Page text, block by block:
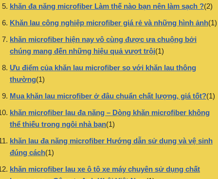
khăn đa năng microfiber Làm thế nào bạn nên làm sạch ?(2)
Khăn lau công nghiệp microfiber giá rẻ và những hình ảnh(1)
khăn microfiber hiện nay vô cùng được ưa chuộng bởi
chúng mang đến những hiệu quả vượt trội(1)
Ưu điểm của khăn lau microfiber so với khăn lau thông
thường(1)
Mua khăn lau microfiber ở đâu chuẩn chất lượng, giá tốt?(1)
khăn microfiber lau đa năng – Dòng khăn microfiber không
thể thiếu trong ngôi nhà bạn(1)
khăn lau đa năng microfiber Hướng dẫn sử dụng và vệ sinh
đúng cách(1)
khăn microfiber lau xe ô tô xe máy chuyên sử dụng chất